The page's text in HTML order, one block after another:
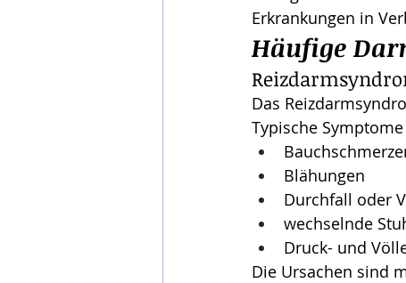
Erkrankungen in
Häufige
Das
Typische
Blähungen
Durchfall oder
wechselnde
Druck- und
Die Ursachen sind